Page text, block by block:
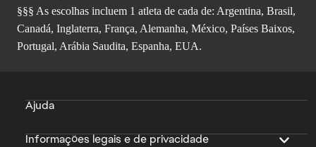
§§§ As escolhas incluem 1 atleta de cada de: Argentina, Brasil,
Canadá, Inglaterra, França, Alemanha, México, Países Baixos,
Portugal, Arábia Saudita, Espanha, EUA.
Ajuda
Informações legais e de privacidade